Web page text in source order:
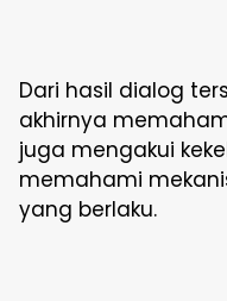
Dari hasil dialog
akhirnya
juga mengakui
memahami
yang berlaku.